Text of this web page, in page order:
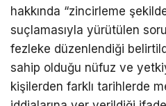
hakkında “zincirleme
suçlamasıyla yürütülen
fezleke düzenlendiği
sahip olduğu nüfuz ve
kişilerden farklı tarihlerde